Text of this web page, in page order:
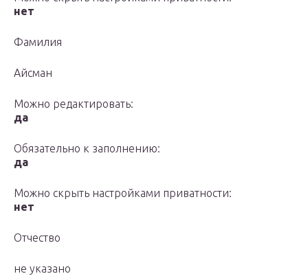
нет
Фамилия
Айсман
Можно редактировать:
да
Обязательно к заполнению:
да
Можно скрыть настройками приватности:
нет
Отчество
не указано